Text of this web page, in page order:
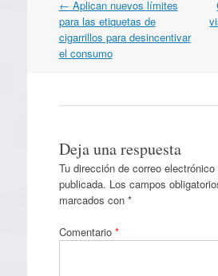
Navegación
por
artículos
← Aplican nuevos límites
para las etiquetas de
cigarrillos para desincentivar
el consumo
Deja una respuesta
Tu dirección de correo electrónico
publicada. Los campos
marcados con *
Comentario *